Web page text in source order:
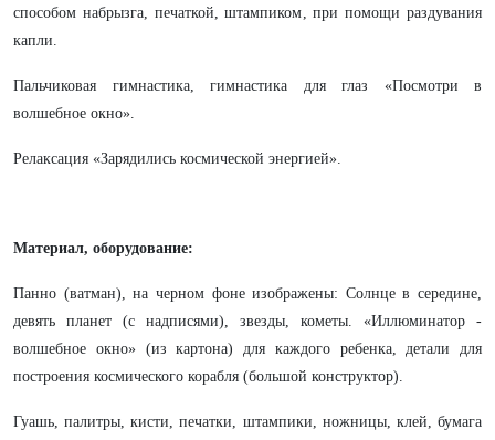
способом набрызга, печаткой, штампиком, при помощи раздувания
капли.
Пальчиковая гимнастика, гимнастика для глаз «Посмотри в
волшебное окно».
Релаксация «Зарядились космической энергией».
Материал, оборудование:
Панно (ватман), на черном фоне изображены: Солнце в середине,
девять планет (с надписями), звезды, кометы. «Иллюминатор -
волшебное окно» (из картона) для каждого ребенка, детали для
построения космического корабля (большой конструктор).
Гуашь, палитры, кисти, печатки, штампики, ножницы, клей, бумага